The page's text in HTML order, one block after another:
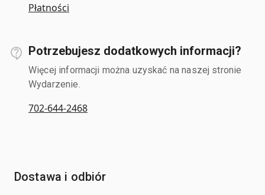
Płatności
Potrzebujesz dodatkowych informacji?
Więcej informacji można uzyskać na naszej stronie
Wydarzenie.
702-644-2468
Dostawa i odbiór